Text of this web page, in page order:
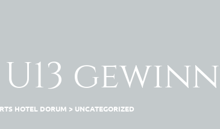
U13
HOTEL DORUM > UNCATEGORIZED